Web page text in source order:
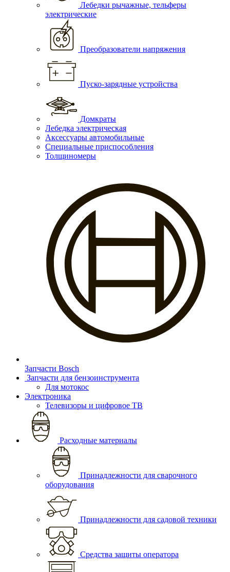
Лебедки рычажные, тельферы
электрические
Преобразователи напряжения
Пуско-зарядные устройства
Домкраты
Лебедка электрическая
Аксессуары автомобильные
Специальные приспособления
Толщиномеры
Запчасти Bosch
Запчасти для бензоинструмента
Для мотокос
Электроника
Телевизоры и цифровое ТВ
Расходные материалы
Принадлежности для сварочного
оборудования
Принадлежности для садовой техники
Средства защиты оператора